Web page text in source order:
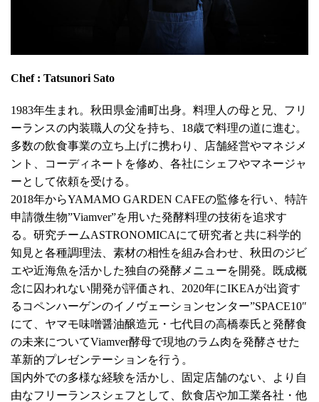
Chef : Tatsunori Sato
1983年生まれ。秋田県金浦町出身。料理人の母と兄、フリ
ーランスの内装職人の父を持ち、18歳で料理の道に進む。
多数の飲食事業の立ち上げに携わり、店舗経営やマネジメ
ント、コーディネートを修め、各社にシェフやマネージャ
ーとして依頼を受ける。
2018年からYAMAMO GARDEN CAFEの監修を行い、特許
申請微生物”Viamver”を用いた発酵料理の技術を追求す
る。研究チームASTRONOMICAにて研究者と共に科学的
知見と各種調理法、素材の相性を組み合わせ、秋田のジビ
エや近海魚を活かした独自の発酵メニューを開発。既成概
念に囚われない開発が評価され、2020年にIKEAが出資す
るコペンハーゲンのイノヴェーションセンター”SPACE10″
にて、ヤマモ味噌醤油醸造元・七代目の高橋泰氏と発酵食
の未来についてViamver酵母で現地のラム肉を発酵させた
革新的プレゼンテーションを行う。
国内外での多様な経験を活かし、固定店舗のない、より自
由なフリーランスシェフとして、飲食店や加工業各社・他